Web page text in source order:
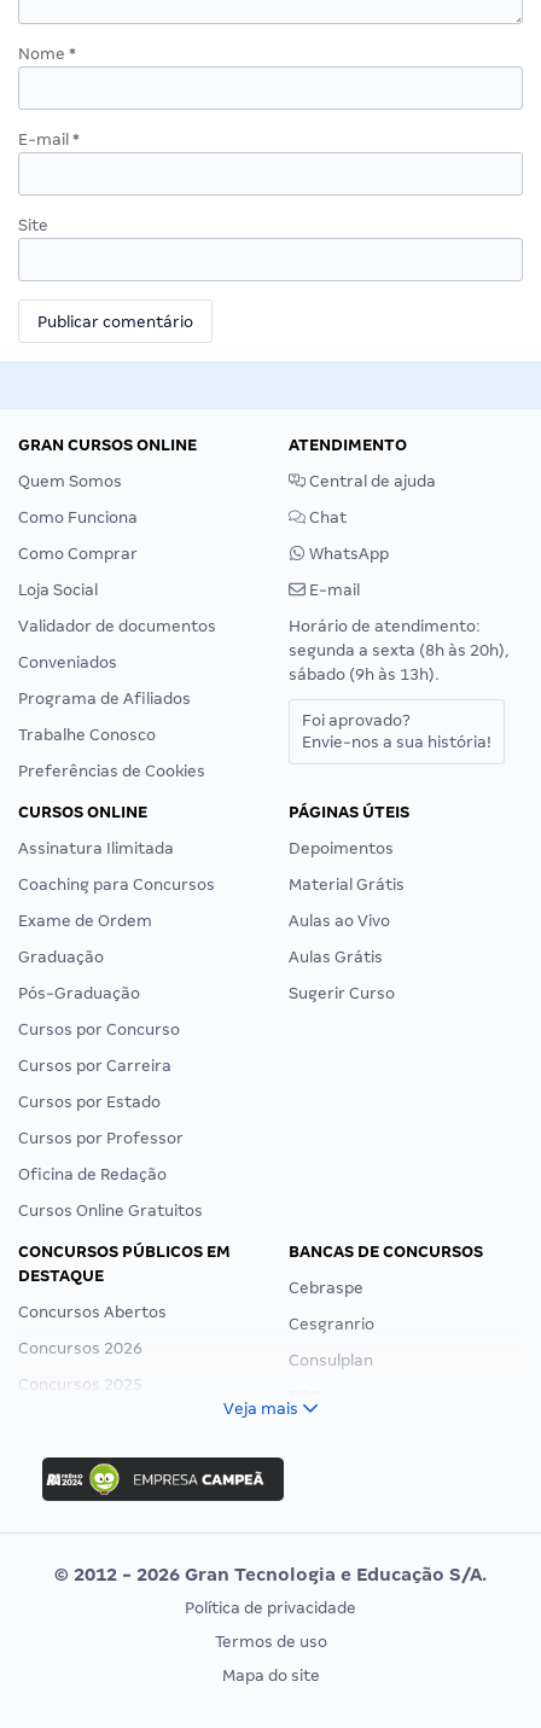
Nome *
E-mail *
Site
GRAN CURSOS ONLINE
Quem Somos
Como Funciona
Como Comprar
Loja Social
Validador de documentos
Conveniados
Programa de Afiliados
Trabalhe Conosco
Preferências de Cookies
ATENDIMENTO
Central de ajuda
Chat
WhatsApp
E-mail
Horário de atendimento:
segunda a sexta (8h às 20h),
sábado (9h às 13h).
Foi aprovado?
Envie-nos a sua história!
CURSOS ONLINE
Assinatura Ilimitada
Coaching para Concursos
Exame de Ordem
Graduação
Pós-Graduação
Cursos por Concurso
Cursos por Carreira
Cursos por Estado
Cursos por Professor
Oficina de Redação
Cursos Online Gratuitos
PÁGINAS ÚTEIS
Depoimentos
Material Grátis
Aulas ao Vivo
Aulas Grátis
Sugerir Curso
CONCURSOS PÚBLICOS EM
DESTAQUE
Concursos Abertos
Concursos 2026
Concursos 2025
Concurso Ibama
Concurso MPU
Editais publicados
BANCAS DE CONCURSOS
Cebraspe
Cesgranrio
Consulplan
Vunesp
CONCURSOS POR PROFISSÃO
EXAME DE ORDEM
Veja mais
© 2012 - 2026 Gran Tecnologia e Educação S/A.
Política de privacidade
Termos de uso
Mapa do site